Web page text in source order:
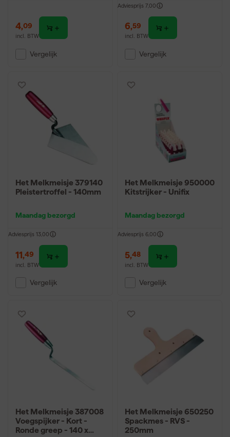
4,09
incl. BTW
Vergelijk
Adviesprijs 7,00
6,59
incl. BTW
Vergelijk
Het Melkmeisje 379140
Pleistertroffel - 140mm
Maandag bezorgd
Adviesprijs 13,00
11,49
incl. BTW
Vergelijk
Het Melkmeisje 950000
Kitstrijker - Unifix
Maandag bezorgd
Adviesprijs 6,00
5,48
incl. BTW
Vergelijk
Het Melkmeisje 387008
Voegspijker - Kort -
Ronde greep - 140 x
Het Melkmeisje 650250
Spackmes - RVS -
250mm